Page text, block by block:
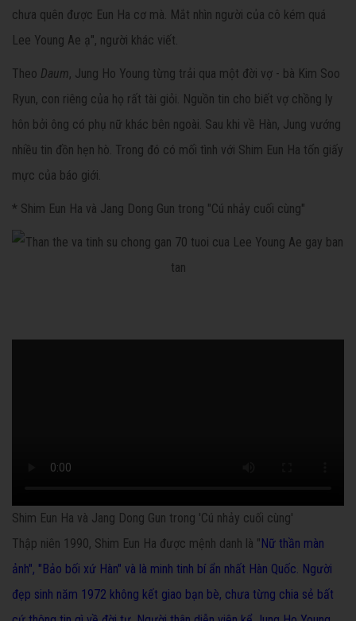
chưa quên được Eun Ha cơ mà. Mắt nhìn người của cô kém quá
Lee Young Ae ạ", người khác viết.
Theo Daum, Jung Ho Young từng trải qua một đời vợ - bà Kim Soo
Ryun, con riêng của họ rất tài giỏi. Nguồn tin cho biết vợ chồng ly
hôn bởi ông có phụ nữ khác bên ngoài. Sau khi về Hàn, Jung vướng
nhiều tin đồn hẹn hò. Trong đó có mối tình với Shim Eun Ha tốn giấy
mực của báo giới.
* Shim Eun Ha và Jang Dong Gun trong "Cú nhảy cuối cùng"
Shim Eun Ha và Jang Dong Gun trong 'Cú nhảy cuối cùng'
Thập niên 1990, Shim Eun Ha được mệnh danh là " Nữ thần màn
ảnh", "Bảo bối xứ Hàn" và là minh tinh bí ẩn nhất Hàn Quốc. Người
đẹp sinh năm 1972 không kết giao bạn bè, chưa từng chia sẻ bất